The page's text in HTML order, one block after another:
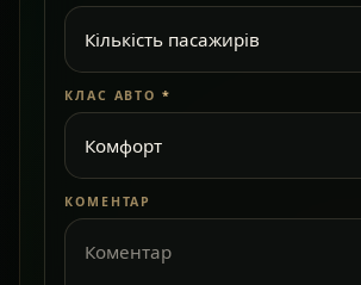
КЛАС АВТО *
КОМЕНТАР